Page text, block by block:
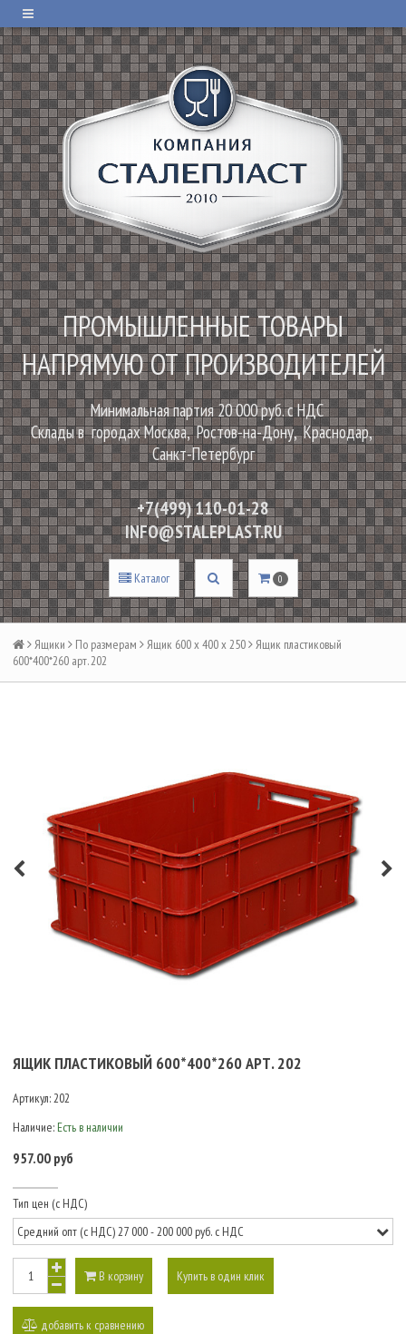
ПРОМЫШЛЕННЫЕ ТОВАРЫ
НАПРЯМУЮ ОТ ПРОИЗВОДИТЕЛЕЙ
Минимальная партия 20 000 руб. с НДС
Склады в городах Москва, Ростов-на-Дону, Краснодар,
Санкт-Петербург
+7(499) 110-01-28
INFO@STALEPLAST.RU
Каталог 0
Ящики По размерам Ящик 600 х 400 х 250
Ящик пластиковый
600*400*260 арт. 202
ЯЩИК ПЛАСТИКОВЫЙ 600*400*260 АРТ. 202
Артикул:202
Наличие: Есть в наличии
957.00 руб
Тип цен (с НДС)
В корзину Купить в один клик
добавить к сравнению